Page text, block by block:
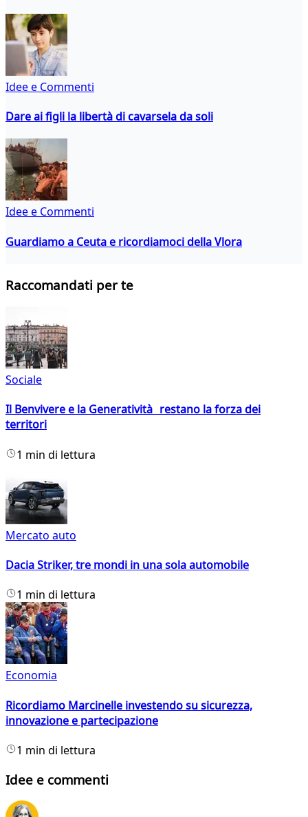
Idee e Commenti
Dare ai figli la libertà di cavarsela da soli
Idee e Commenti
Guardiamo a Ceuta e ricordiamoci della Vlora
Raccomandati per te
Sociale
Il Benvivere e la Generatività restano la forza dei
territori
1 min di lettura
Mercato auto
Dacia Striker, tre mondi in una sola automobile
1 min di lettura
Economia
Ricordiamo Marcinelle investendo su sicurezza,
innovazione e partecipazione
1 min di lettura
Idee e commenti